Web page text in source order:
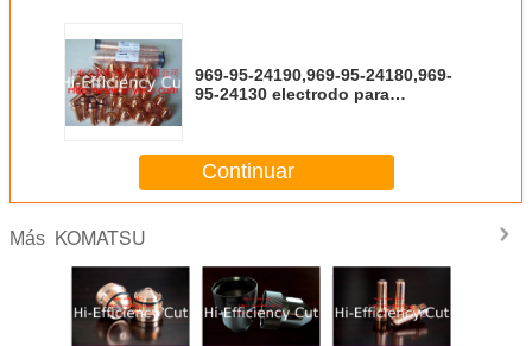
969-95-24190,969-95-24180,969-
95-24130 electrodo para
Continuar
Más KOMATSU